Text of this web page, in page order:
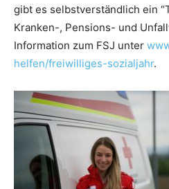
gibt es selbstverständlich ein
Kranken-, Pensions- und
Information zum FSJ unter
helfen/freiwilliges-sozialjahr.